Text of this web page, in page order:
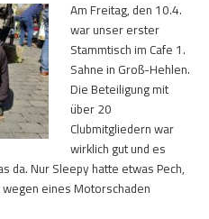
Am Freitag, den 10.4.
war unser erster
Stammtisch im Cafe 1.
Sahne in Groß-Hehlen.
Die Beteiligung mit
über 20
Clubmitgliedern war
wirklich gut und es
da. Nur Sleepy hatte etwas Pech,
eines Motorschaden